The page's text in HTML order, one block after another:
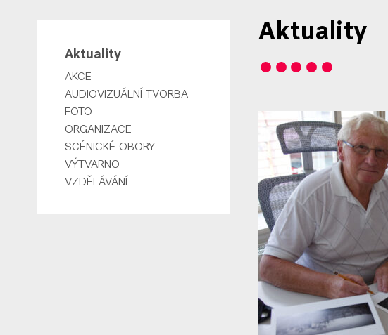
Aktuality
AKCE
AUDIOVIZUÁLNÍ TVORBA
FOTO
ORGANIZACE
SCÉNICKÉ OBORY
VÝTVARNO
VZDĚLÁVÁNÍ
Aktuality